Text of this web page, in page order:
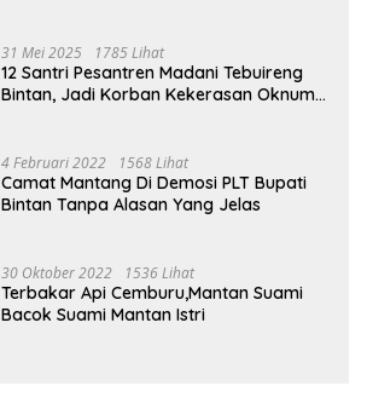
31 Mei 2025 1785 Lihat
12 Santri Pesantren Madani Tebuireng
Bintan, Jadi Korban Kekerasan Oknum
4 Februari 2022 1568 Lihat
Camat Mantang Di Demosi PLT Bupati
Bintan Tanpa Alasan Yang Jelas
30 Oktober 2022 1536 Lihat
Terbakar Api Cemburu,Mantan Suami
Bacok Suami Mantan Istri